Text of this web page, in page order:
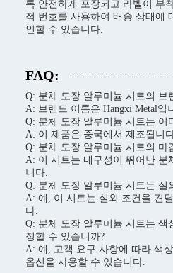
록 안전하게 포장되고 라벨이 부
적 번호를 사용하여 배송 상태에
인할 수 있습니다.
FAQ:
Q: 분체 도장 알루미늄 시트의 브
A: 브랜드 이름은 Hangxi Metal입
Q: 분체 도장 알루미늄 시트는 어
A: 이 제품은 중국에서 제조됩니
Q: 분체 도장 알루미늄 시트의 마
A: 이 시트는 내구성이 뛰어난 분
니다.
Q: 분체 도장 알루미늄 시트는 실
A: 예, 이 시트는 실외 조건을 견
다.
Q: 분체 도장 알루미늄 시트는 색
정할 수 있습니까?
A: 예, 고객 요구 사항에 따라 색
옵션을 사용할 수 있습니다.